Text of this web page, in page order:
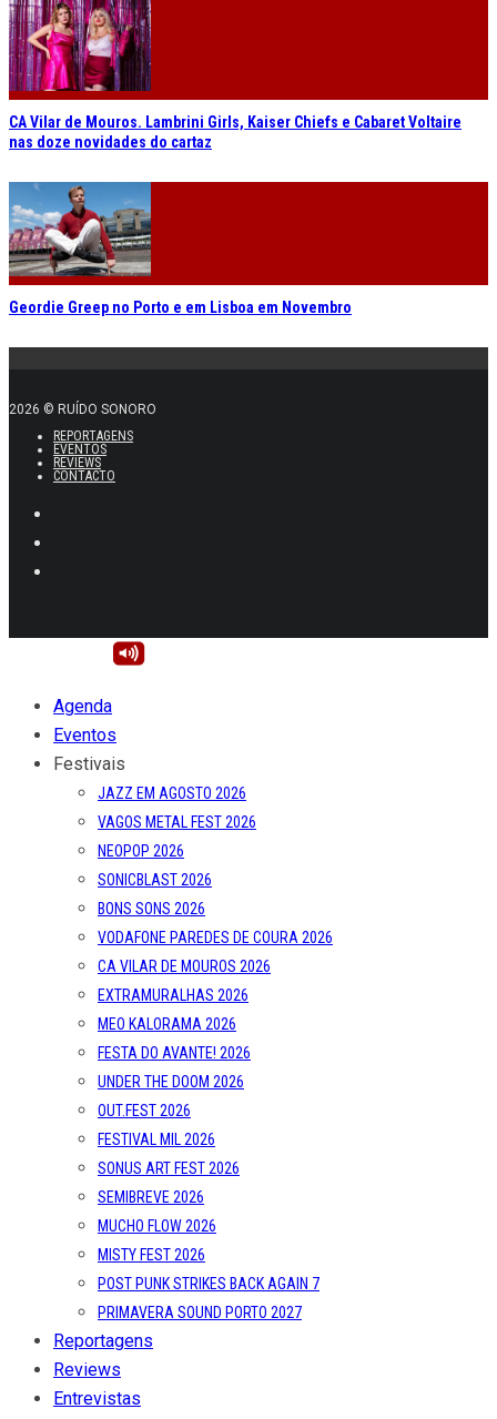
CA Vilar de Mouros. Lambrini Girls, Kaiser Chiefs e Cabaret Voltaire
nas doze novidades do cartaz
Geordie Greep no Porto e em Lisboa em Novembro
2026 © RUÍDO SONORO
REPORTAGENS
EVENTOS
REVIEWS
CONTACTO
Agenda
Eventos
Festivais
JAZZ EM AGOSTO 2026
VAGOS METAL FEST 2026
NEOPOP 2026
SONICBLAST 2026
BONS SONS 2026
VODAFONE PAREDES DE COURA 2026
CA VILAR DE MOUROS 2026
EXTRAMURALHAS 2026
MEO KALORAMA 2026
FESTA DO AVANTE! 2026
UNDER THE DOOM 2026
OUT.FEST 2026
FESTIVAL MIL 2026
SONUS ART FEST 2026
SEMIBREVE 2026
MUCHO FLOW 2026
MISTY FEST 2026
POST PUNK STRIKES BACK AGAIN 7
PRIMAVERA SOUND PORTO 2027
Reportagens
Reviews
Entrevistas